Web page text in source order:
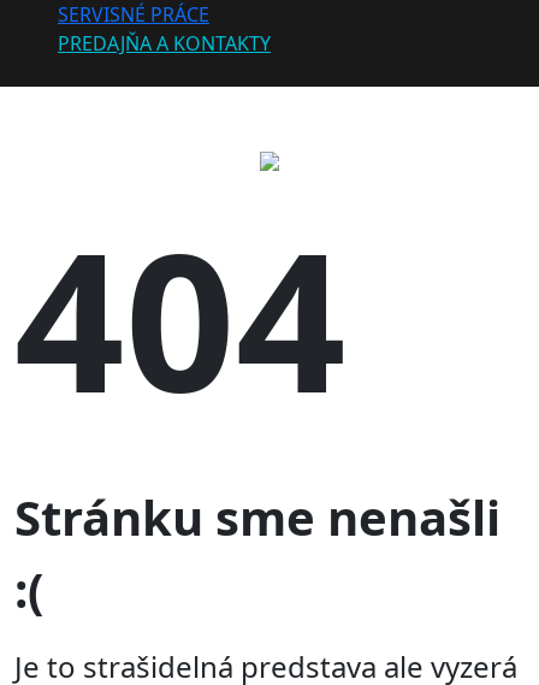
SERVISNÉ PRÁCE
PREDAJŇA A KONTAKTY
404
Stránku sme nenašli
:(
Je to strašidelná predstava ale vyzerá